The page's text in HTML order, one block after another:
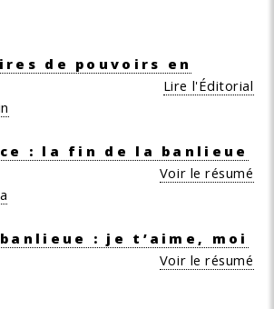
de pouvoirs en
Lire l'Éditorial
: la fin de la banlieue
Voir le résumé
: je t’aime, moi
Voir le résumé